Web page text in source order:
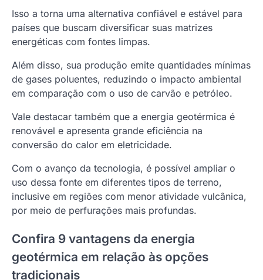
Isso a torna uma alternativa confiável e estável para
países que buscam diversificar suas matrizes
energéticas com fontes limpas.
Além disso, sua produção emite quantidades mínimas
de gases poluentes, reduzindo o impacto ambiental
em comparação com o uso de carvão e petróleo.
Vale destacar também que a energia geotérmica é
renovável e apresenta grande eficiência na
conversão do calor em eletricidade.
Com o avanço da tecnologia, é possível ampliar o
uso dessa fonte em diferentes tipos de terreno,
inclusive em regiões com menor atividade vulcânica,
por meio de perfurações mais profundas.
Confira 9 vantagens da energia
geotérmica em relação às opções
tradicionais